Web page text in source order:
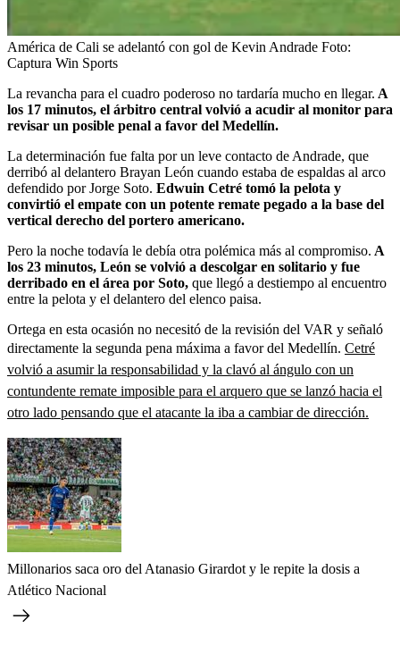
América de Cali se adelantó con gol de Kevin Andrade Foto:
Captura Win Sports
La revancha para el cuadro poderoso no tardaría mucho en llegar. A
los 17 minutos, el árbitro central volvió a acudir al monitor para
revisar un posible penal a favor del Medellín.
La determinación fue falta por un leve contacto de Andrade, que
derribó al delantero Brayan León cuando estaba de espaldas al arco
defendido por Jorge Soto. Edwuin Cetré tomó la pelota y
convirtió el empate con un potente remate pegado a la base del
vertical derecho del portero americano.
Pero la noche todavía le debía otra polémica más al compromiso. A
los 23 minutos, León se volvió a descolgar en solitario y fue
derribado en el área por Soto, que llegó a destiempo al encuentro
entre la pelota y el delantero del elenco paisa.
Ortega en esta ocasión no necesitó de la revisión del VAR y señaló
directamente la segunda pena máxima a favor del Medellín. Cetré
volvió a asumir la responsabilidad y la clavó al ángulo con un
contundente remate imposible para el arquero que se lanzó hacia el
otro lado pensando que el atacante la iba a cambiar de dirección.
Millonarios saca oro del Atanasio Girardot y le repite la dosis a
Atlético Nacional